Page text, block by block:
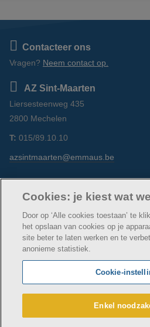
Contacteer ons
Vragen? Neem contact op.
AZ Sint-Maarten
Liersesteenweg 435
2800 Mechelen
T: 015/89.10.10
azsintmaarten@emmaus.be
© AZ Sint-Maarten
Cookie verklaring
Privacybeleid
Webtoegankelijkheidsverklaring
AZ Sint-Maarten maakt deel uit
Maatschappelijke zetel Edgard
Cookies: je kiest wat
Door op ‘Alle cookies toestaan’ te
het opslaan van cookies op je
site beter te laten werken en te
anonieme statistiek.
Cookie-
Enkel